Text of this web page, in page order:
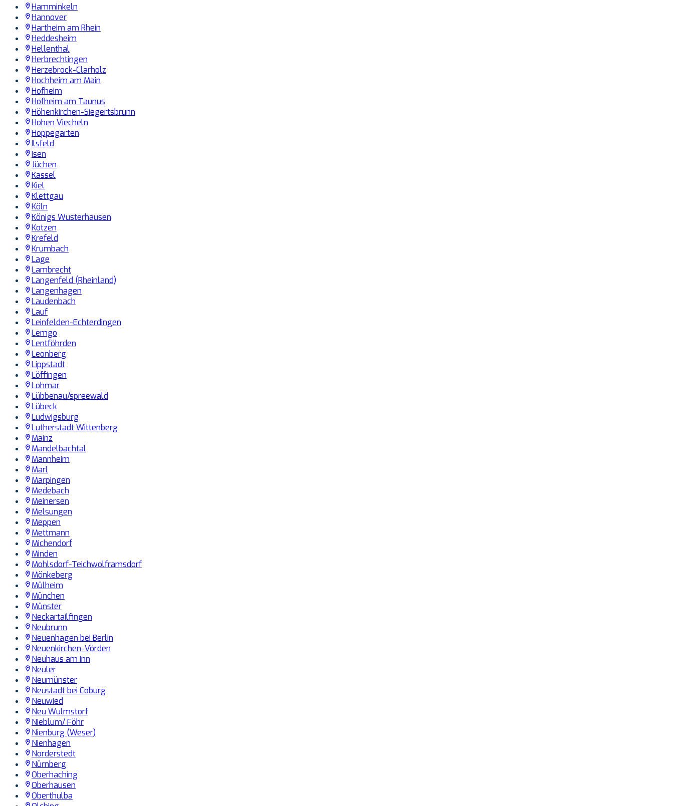
Hamminkeln
Hannover
Hartheim am Rhein
Heddesheim
Hellenthal
Herbrechtingen
Herzebrock-Clarholz
Hochheim am Main
Hofheim
Hofheim am Taunus
Höhenkirchen-Siegertsbrunn
Hohen Viecheln
Hoppegarten
Ilsfeld
Isen
Jüchen
Kassel
Kiel
Klettgau
Köln
Königs Wusterhausen
Kotzen
Krefeld
Krumbach
Lage
Lambrecht
Langenfeld (Rheinland)
Langenhagen
Laudenbach
Lauf
Leinfelden-Echterdingen
Lemgo
Lentföhrden
Leonberg
Lippstadt
Löffingen
Lohmar
Lübbenau/spreewald
Lübeck
Ludwigsburg
Lutherstadt Wittenberg
Mainz
Mandelbachtal
Mannheim
Marl
Marpingen
Medebach
Meinersen
Melsungen
Meppen
Mettmann
Michendorf
Minden
Mohlsdorf-Teichwolframsdorf
Mönkeberg
Mülheim
München
Münster
Neckartailfingen
Neubrunn
Neuenhagen bei Berlin
Neuenkirchen-Vörden
Neuhaus am Inn
Neuler
Neumünster
Neustadt bei Coburg
Neuwied
Neu Wulmstorf
Nieblum/ Föhr
Nienburg (Weser)
Nienhagen
Norderstedt
Nürnberg
Oberhaching
Oberhausen
Oberthulba